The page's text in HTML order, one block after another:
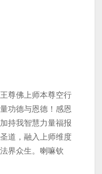
尊佛上师本尊空行
功德与恩德！感恩
持我智慧力量福报
道，融入上师维度
界众生。喇嘛钦